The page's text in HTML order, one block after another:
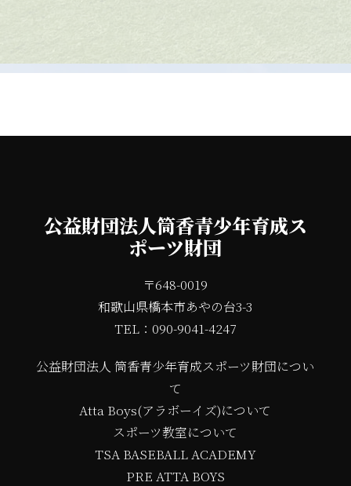
公益財団法人筒香青少年育成ス
ポーツ財団
〒648-0019
和歌山県橋本市あやの台3-3
TEL：090-9041-4247
公益財団法人 筒香青少年育成スポーツ財団につい
て
Atta Boys(アラボーイズ)について
スポーツ教室について
TSA BASEBALL ACADEMY
PRE ATTA BOYS